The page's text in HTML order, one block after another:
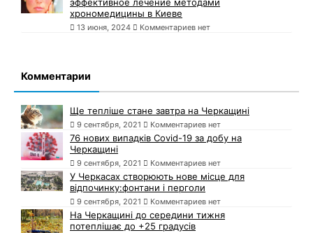
хрономедицины в Киеве
13 июня, 2024 Комментариев нет
Комментарии
Ще тепліше стане завтра на Черкащині
9 сентября, 2021 Комментариев нет
76 нових випадків Covid-19 за добу на
Черкащині
9 сентября, 2021 Комментариев нет
У Черкасах створюють нове місце для
відпочинку:фонтани і перголи
9 сентября, 2021 Комментариев нет
На Черкащині до середини тижня
потеплішає до +25 градусів